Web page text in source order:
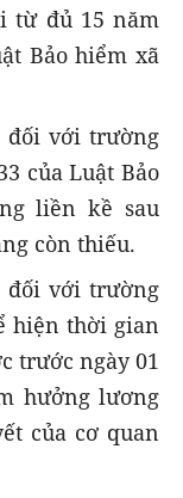
từ đủ 15 năm
Bảo hiểm xã
đối với trường
của Luật Bảo
liền kề sau
còn thiếu.
đối với trường
hiện thời gian
trước ngày 01
hưởng lương
của cơ quan